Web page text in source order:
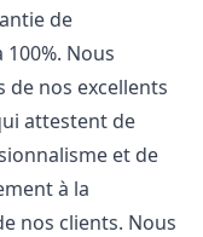
de
Nous
de nos excellents
attestent de
et de
à la
nos clients. Nous